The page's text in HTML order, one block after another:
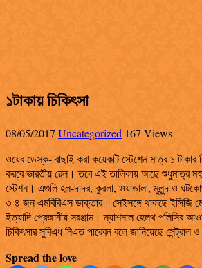
১টাকায় চিকিৎসা
08/05/2017Uncategorized 167 Views
ওয়েব ডেস্ক- বাছাই করা কয়েকটি স্টেশেন মাত্র ১ টাকার
করবে ভারতীয় রেল। তবে এই তালিকায় আছে শুধুমাত্র
স্টেশন। এগুলি হল-দাদর, কুরলা, ওয়াডালা, মুলুন্দ ও
৩-৪ জন এমবিবিএস ডাক্তার। সেইসঙ্গে থাকছে ইসিজি
ইত্যাদি প্রেজানীয় সরঞ্জাম। ন্যাশনাল হেলথ পলিসির
চিকিৎসার সুবিএধ নিএত পারেবন বলে জানিয়েছে সেন্ট্রাল
Spread the love